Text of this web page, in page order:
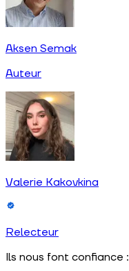
Aksen Semak
Auteur
Valerie Kakovkina
Relecteur
Ils nous font confiance :